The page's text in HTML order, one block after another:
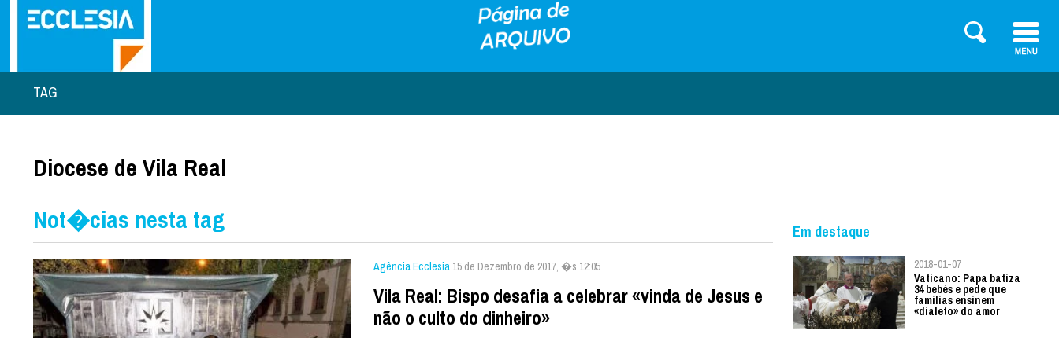
TAG
Diocese de Vila Real
Not�cias nesta tag
Agência Ecclesia 15 de Dezembro de 2017, �s 12:05
Vila Real: Bispo desafia a celebrar «vinda de Jesus e
não o culto do dinheiro»
Em destaque
2018-01-07
Vaticano: Papa batiza
34 bebés e pede que
famílias ensinem
«dialeto» do amor